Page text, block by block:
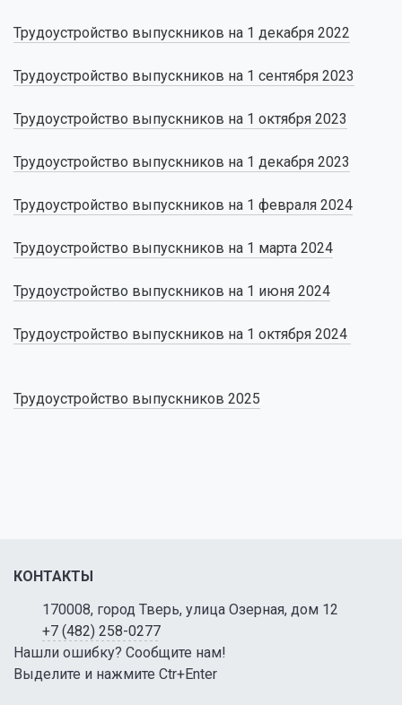
Трудоустройство выпускников на 1 декабря 2022
Трудоустройство выпускников на 1 сентября 2023
Трудоустройство выпускников на 1 октября 2023
Трудоустройство выпускников на 1 декабря 2023
Трудоустройство выпускников на 1 февраля 2024
Трудоустройство выпускников на 1 марта 2024
Трудоустройство выпускников на 1 июня 2024
Трудоустройство выпускников на 1 октября 2024
Трудоустройство выпускников 2025
КОНТАКТЫ
170008, город Тверь, улица Озерная, дом 12
+7 (482) 258-0277
Нашли ошибку? Сообщите нам!
Выделите и нажмите Ctr+Enter